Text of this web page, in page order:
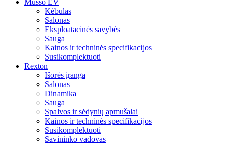
Kėbulas
Salonas
Eksploatacinės savybės
Sauga
Kainos ir techninės specifikacijos
Susikomplektuoti
Rexton
Išorės įranga
Salonas
Dinamika
Sauga
Spalvos ir sėdynių apmušalai
Kainos ir techninės specifikacijos
Susikomplektuoti
Savininko vadovas